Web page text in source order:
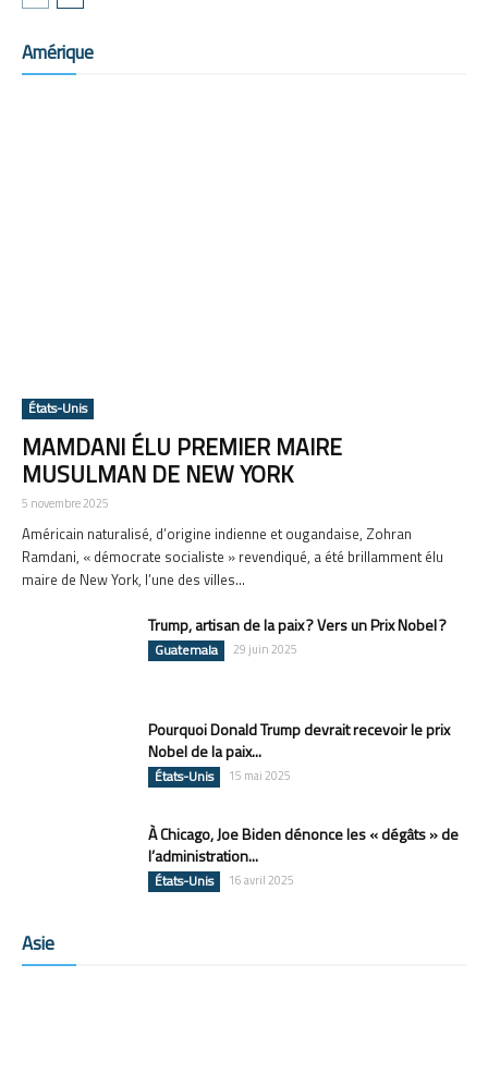
Amérique
États-Unis
MAMDANI ÉLU PREMIER MAIRE
MUSULMAN DE NEW YORK
5 novembre 2025
Américain naturalisé, d’origine indienne et ougandaise, Zohran
Ramdani, « démocrate socialiste » revendiqué, a été brillamment élu
maire de New York, l’une des villes...
Trump, artisan de la paix ? Vers un Prix Nobel ?
Guatemala 29 juin 2025
Pourquoi Donald Trump devrait recevoir le prix
Nobel de la paix...
États-Unis 15 mai 2025
À Chicago, Joe Biden dénonce les « dégâts » de
l’administration...
États-Unis 16 avril 2025
Asie